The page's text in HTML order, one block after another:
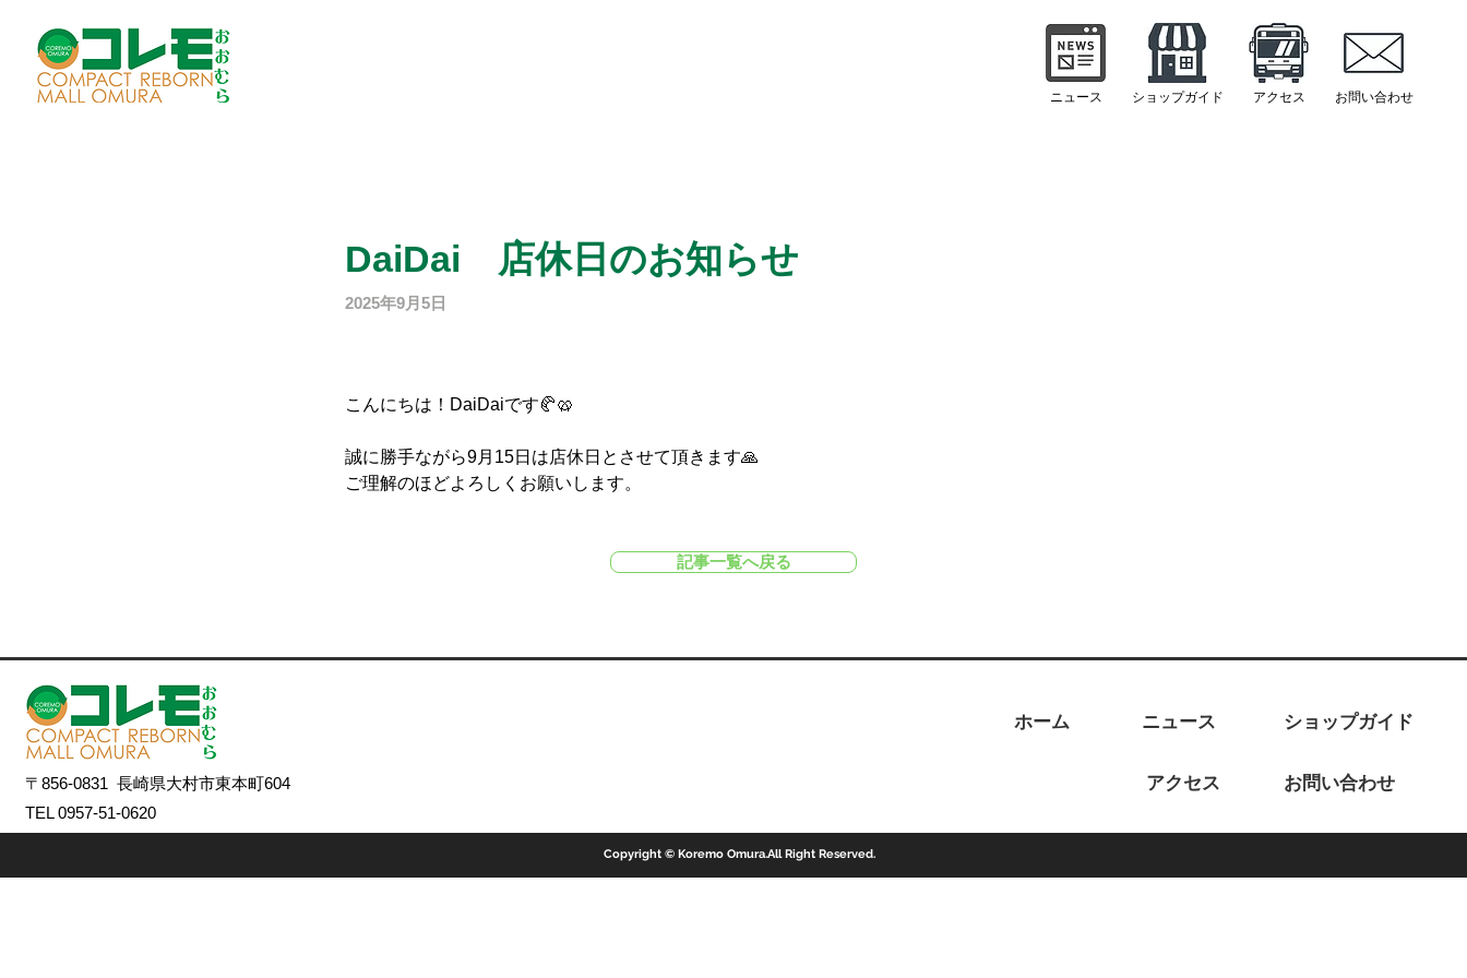
ニュース ​ショップガイド ​アクセス ​お問い合わせ
DaiDai 店休日のお知らせ
2025年9月5日
こんにちは！DaiDaiです🥐🥨
誠に勝手ながら9月15日は店休日とさせて頂きます🙏
ご理解のほどよろしくお願いします。
記事一覧へ戻る
〒856-0831 長崎県大村市東本町604
ホーム ニュース ショップガイド
アクセス お問い合わせ
TEL 0957-51-0620
Copyright © Koremo Omura.All Right Reserved.